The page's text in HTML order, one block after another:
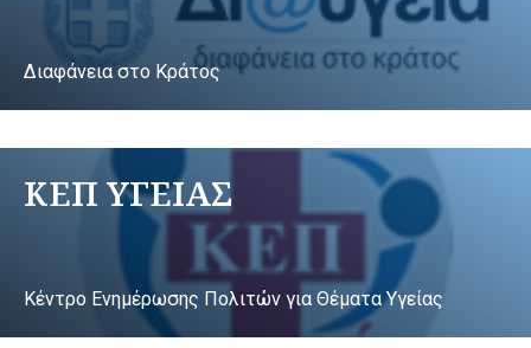
Διαφάνεια στο Κράτος
ΚΕΠ ΥΓΕΙΑΣ
Κέντρο Ενημέρωσης Πολιτών για Θέματα Υγείας